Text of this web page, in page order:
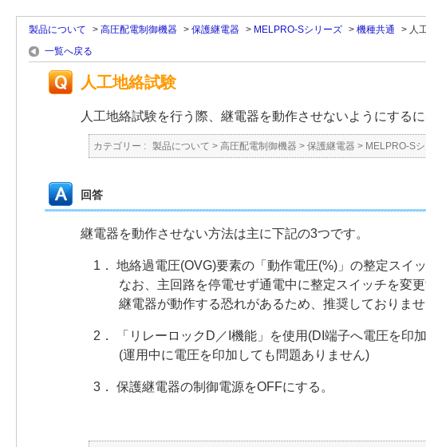
製品について > 高圧配電制御機器 > 保護継電器 > MELPRO-Sシリーズ > 機種共通 > 人
一覧へ戻る
人工地絡試験
人工地絡試験を行う際、継電器を動作させないようにする
カテゴリー : 製品について > 高圧配電制御機器 > 保護継電器 > MELPRO-S
回答
継電器を動作させない方法は主に下記の3つです。
1． 地絡過電圧(OVG)要素の「動作電圧(%)」の整定スイ
なお、主回路を停電せず通電中に整定スイッチを変更
継電器が動作する恐れがあるため、推奨しておりませ
2． 「リレーロックD／I機能」を使用(DI端子へ電圧を印
(運用中に電圧を印加しても問題ありません)
3． 保護継電器の制御電源をOFFにする。